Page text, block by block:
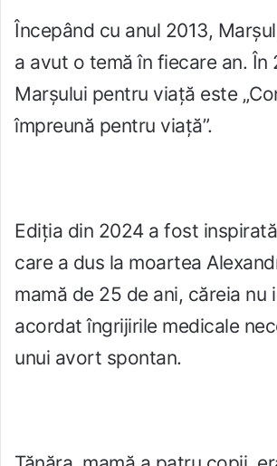
Începând cu anul 2013,
a avut o temă în fiecare an. În
Marșului pentru viață este
împreună pentru viață”.
Ediția din 2024 a fost
care a dus la moartea
mamă de 25 de ani, căreia nu
acordat îngrijirile medicale
unui avort spontan.